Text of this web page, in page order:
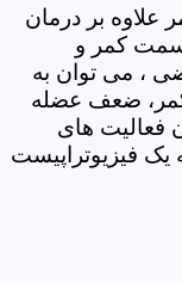
علاوه بر درمان
کمر و
، می توان به
کمر، ضعف عضله
فعالیت های
یک فیزیوتراپیست